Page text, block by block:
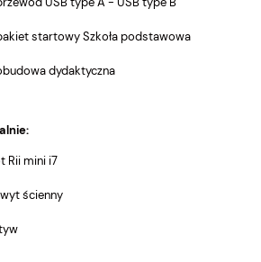
startowy Szkoła podstawowa
dydaktyczna
Rii mini i7
ścienny